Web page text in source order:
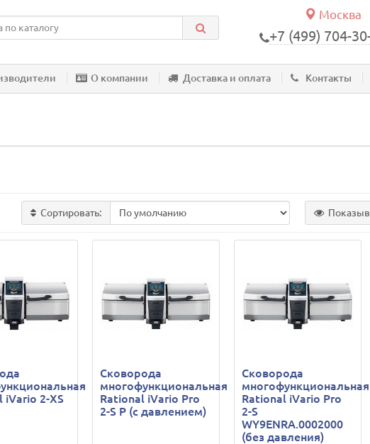
Москва
+7 (499) 704-
О компании Доставка и оплата Контакты
Сортировать:
iVario 2-XS
Сковорода
многофункциональная
Rational iVario Pro
2-S P (с давлением)
Сковорода
многофункциональная
Rational iVario Pro
2-S
WY9ENRA.0002000
(без давления)